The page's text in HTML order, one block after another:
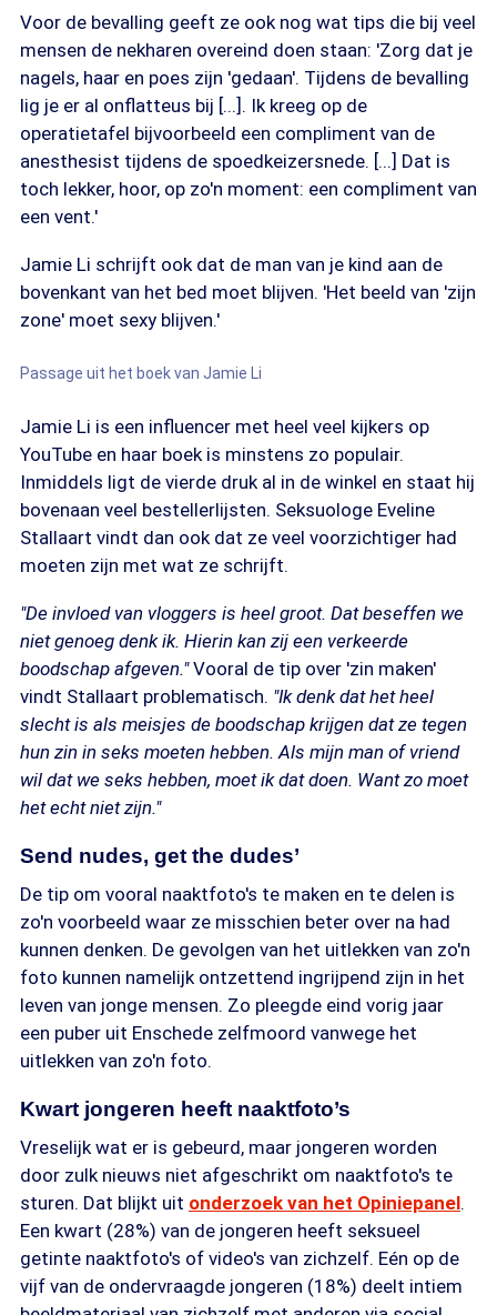
Voor de bevalling geeft ze ook nog wat tips die bij veel
mensen de nekharen overeind doen staan: 'Zorg dat je
nagels, haar en poes zijn 'gedaan'. Tijdens de bevalling
lig je er al onflatteus bij [...]. Ik kreeg op de
operatietafel bijvoorbeeld een compliment van de
anesthesist tijdens de spoedkeizersnede. [...] Dat is
toch lekker, hoor, op zo'n moment: een compliment van
een vent.'
Jamie Li schrijft ook dat de man van je kind aan de
bovenkant van het bed moet blijven. 'Het beeld van 'zijn
zone' moet sexy blijven.'
Passage uit het boek van Jamie Li
Jamie Li is een influencer met heel veel kijkers op
YouTube en haar boek is minstens zo populair.
Inmiddels ligt de vierde druk al in de winkel en staat hij
bovenaan veel bestellerlijsten. Seksuologe Eveline
Stallaart vindt dan ook dat ze veel voorzichtiger had
moeten zijn met wat ze schrijft.
"De invloed van vloggers is heel groot. Dat beseffen we
niet genoeg denk ik. Hierin kan zij een verkeerde
boodschap afgeven."Vooral de tip over 'zin maken'
vindt Stallaart problematisch. "Ik denk dat het heel
slecht is als meisjes de boodschap krijgen dat ze tegen
hun zin in seks moeten hebben. Als mijn man of vriend
wil dat we seks hebben, moet ik dat doen. Want zo moet
het echt niet zijn."
Send nudes, get the dudes’
De tip om vooral naaktfoto's te maken en te delen is
zo'n voorbeeld waar ze misschien beter over na had
kunnen denken. De gevolgen van het uitlekken van zo'n
foto kunnen namelijk ontzettend ingrijpend zijn in het
leven van jonge mensen. Zo pleegde eind vorig jaar
een puber uit Enschede zelfmoord vanwege het
uitlekken van zo'n foto.
Kwart jongeren heeft naaktfoto’s
Vreselijk wat er is gebeurd, maar jongeren worden
door zulk nieuws niet afgeschrikt om naaktfoto's te
sturen. Dat blijkt uit onderzoek van het Opiniepanel.
Een kwart (28%) van de jongeren heeft seksueel
getinte naaktfoto's of video's van zichzelf. Eén op de
vijf van de ondervraagde jongeren (18%) deelt intiem